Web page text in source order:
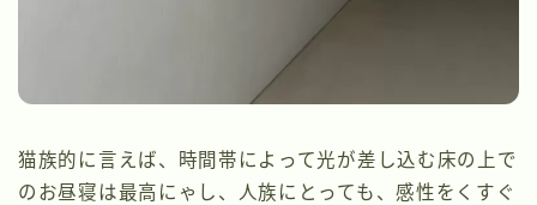
猫族的に言えば、時間帯によって光が差し込む床の上で
のお昼寝は最高にゃし、人族にとっても、感性をくすぐ